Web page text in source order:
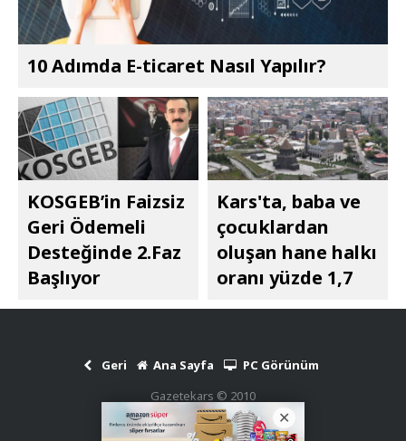
10 Adımda E-ticaret Nasıl Yapılır?
KOSGEB’in Faizsiz
Geri Ödemeli
Desteğinde 2.Faz
Başlıyor
Kars'ta, baba ve
çocuklardan
oluşan hane halkı
oranı yüzde 1,7
Geri Ana Sayfa
PC Görünüm
Gazetekars © 2010
Haber Scripti